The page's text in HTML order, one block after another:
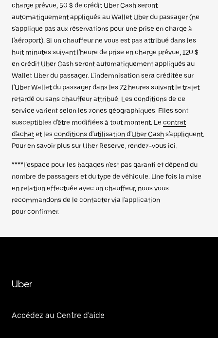
charge prévue, 50 $ de crédit Uber Cash seront
automatiquement appliqués au Wallet Uber du passager (ne
s'applique pas aux réservations pour une prise en charge à
l'aéroport). Si un chauffeur ne vous est pas attribué dans les
huit minutes suivant l'heure de prise en charge prévue, 120 $
en crédit Uber Cash seront automatiquement appliqués au
Wallet Uber du passager. L'indemnisation sera créditée sur
l'Uber Wallet du passager dans les 72 heures suivant le trajet
retardé ou sans chauffeur attribué. Les conditions de ce
service varient selon les zones géographiques. Elles sont
susceptibles d'être modifiées à tout moment. Le contrat
d'achatet les conditions d'utilisation d'Uber Cashs'appliquent.
Pour en savoir plus sur Uber Reserve, rendez-vous ici.
****L'espace pour les bagages n'est pas garanti et dépend du
nombre de passagers et du type de véhicule. Une fois la mise
en relation effectuée avec un chauffeur, nous vous
recommandons de le contacter via l'application
pour confirmer.
Uber
Accédez au Centre d'aide